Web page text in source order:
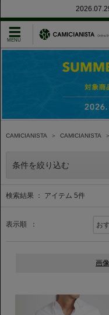
CAMICIANISTA ＞ CAMICIANISTA
条件を絞り込む
検索結果 ： アイテム 5件
表示順 ：